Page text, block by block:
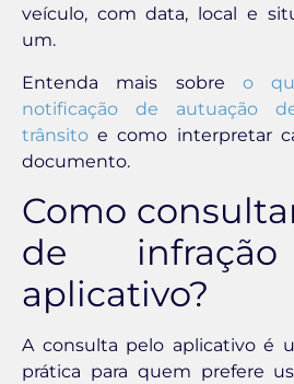
veículo, com data, local e
um.
Entenda mais sobre o
notificação de autuação
trânsito e como interpretar
documento.
Como
de
aplicativo?
A consulta pelo aplicativo é
prática para quem prefere